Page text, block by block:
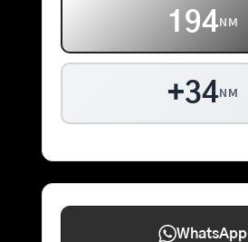
194 NM
+34NM
WhatsApp